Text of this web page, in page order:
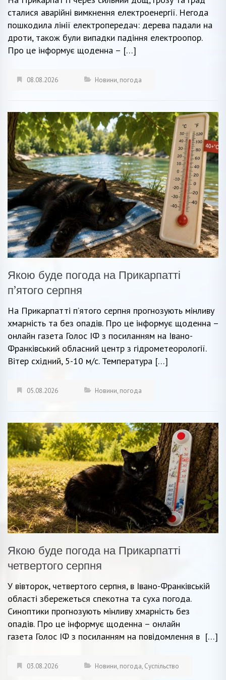
сталися аварійні вимкнення електроенергії. Негода
пошкодила лінії електропередач: дерева падали на
дроти, також були випадки падіння електроопор.
Про це інформує щоденна – […]
08.08.2026 Новини, погода
Якою буде погода на Прикарпатті
п’ятого серпня
На Прикарпатті п’ятого серпня прогнозують мінливу
хмарність та без опадів. Про це інформує щоденна –
онлайн газета Голос ІФ з посиланням на Івано-
Франківський обласний центр з гідрометеорології.
Вітер східний, 5-10 м/с. Температура […]
05.08.2026 Новини, погода
Якою буде погода на Прикарпатті
четвертого серпня
У вівторок, четвертого серпня, в Івано-Франківській
області збережеться спекотна та суха погода.
Синоптики прогнозують мінливу хмарність без
опадів. Про це інформує щоденна – онлайн
газета Голос ІФ з посиланням на повідомлення в […]
03.08.2026 Новини, погода, Суспільство